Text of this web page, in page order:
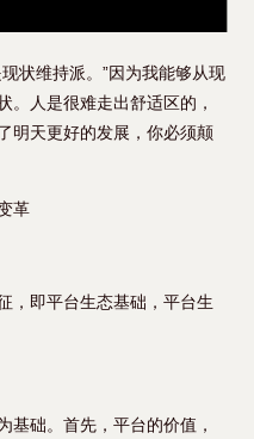
状维持派。”因为我能够从现
。人是很难走出舒适区的，
明天更好的发展，你必须颠
革
，即平台生态基础，平台生
基础。首先，平台的价值，